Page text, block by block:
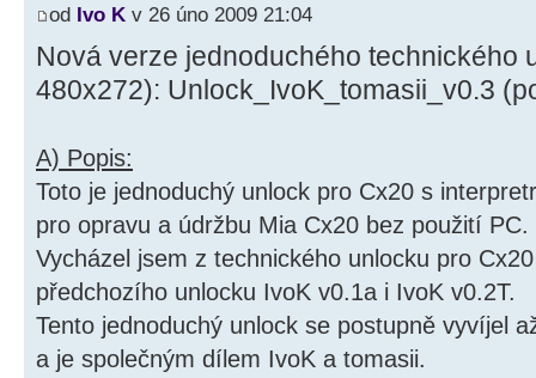
od Ivo K v 26 úno 2009 21:04
Nová verze jednoduchého technického
480x272): Unlock_IvoK_tomasii_v0.3
A) Popis:
Toto je jednoduchý unlock pro Cx20 s
pro opravu a údržbu Mia Cx20 bez použití PC.
Vycházel jsem z technického unlocku pro
předchozího unlocku IvoK v0.1a i IvoK v0.2T.
Tento jednoduchý unlock se postupně vyvíjel
a je společným dílem IvoK a tomasii.